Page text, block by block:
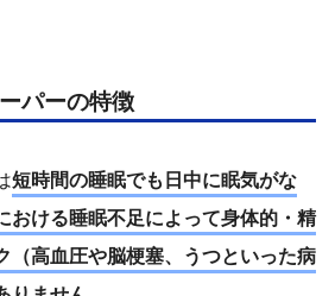
パーの特徴
短時間の睡眠でも日中に眠気がな
おける睡眠不足によって身体的・精
（高血圧や脳梗塞、うつといった病